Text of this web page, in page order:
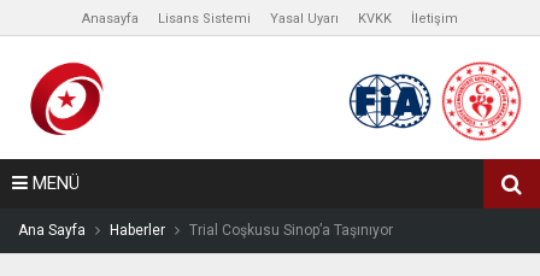
Anasayfa Lisans Sistemi Yasal Uyarı KVKK İletişim
MENÜ
Ana Sayfa Haberler Trial Coşkusu Sinop’a Taşınıyor